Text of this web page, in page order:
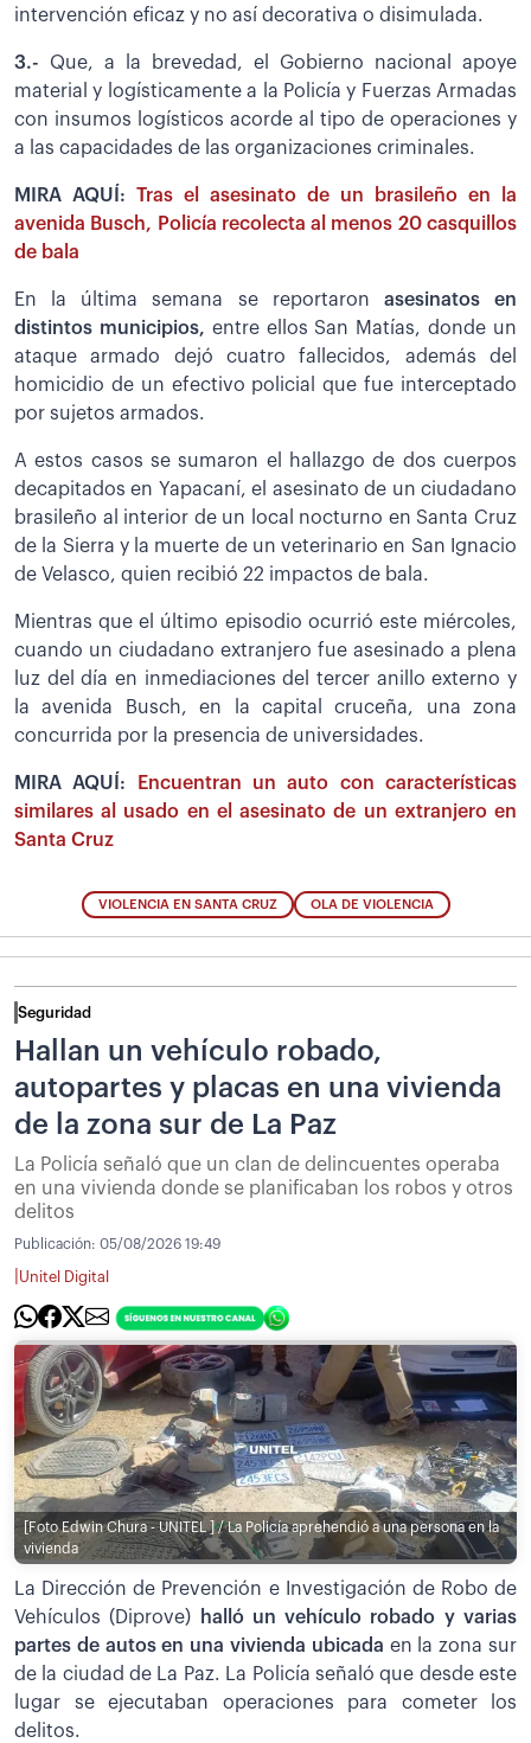
intervención eficaz y no así decorativa o disimulada.
3.- Que, a la brevedad, el Gobierno nacional apoye
material y logísticamente a la Policía y Fuerzas Armadas
con insumos logísticos acorde al tipo de operaciones y
a las capacidades de las organizaciones criminales.
MIRA AQUÍ: Tras el asesinato de un brasileño en la
avenida Busch, Policía recolecta al menos 20 casquillos
de bala
En la última semana se reportaron asesinatos en
distintos municipios, entre ellos San Matías, donde un
ataque armado dejó cuatro fallecidos, además del
homicidio de un efectivo policial que fue interceptado
por sujetos armados.
A estos casos se sumaron el hallazgo de dos cuerpos
decapitados en Yapacaní, el asesinato de un ciudadano
brasileño al interior de un local nocturno en Santa Cruz
de la Sierra y la muerte de un veterinario en San Ignacio
de Velasco, quien recibió 22 impactos de bala.
Mientras que el último episodio ocurrió este miércoles,
cuando un ciudadano extranjero fue asesinado a plena
luz del día en inmediaciones del tercer anillo externo y
la avenida Busch, en la capital cruceña, una zona
concurrida por la presencia de universidades.
MIRA AQUÍ:
Encuentran un auto con características
similares al usado en el asesinato de un extranjero en
Santa Cruz
VIOLENCIA EN SANTA CRUZ OLA DE VIOLENCIA
Seguridad
Hallan un vehículo robado,
autopartes y placas en una vivienda
de la zona sur de La Paz
La Policía señaló que un clan de delincuentes operaba
en una vivienda donde se planificaban los robos y otros
delitos
Publicación: 05/08/2026 19:49
Unitel Digital
[Foto Edwin Chura - UNITEL ] / La Policía aprehendió a una persona en la
vivienda
La Dirección de Prevención e Investigación de Robo de
Vehículos (Diprove) halló un vehículo robado y varias
partes de autos en una vivienda ubicada en la zona sur
de la ciudad de La Paz. La Policía señaló que desde este
lugar se ejecutaban operaciones para cometer los
delitos.